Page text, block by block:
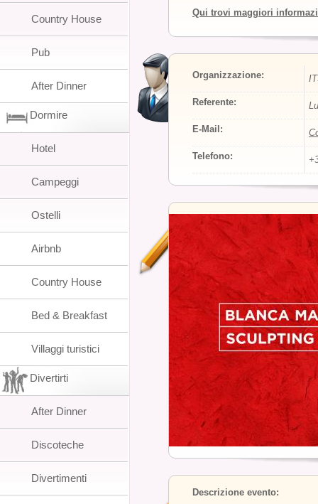
Qui trovi maggiori
Organizzazione:
Referente:
E-Mail:
Telefono:
Descrizione evento:
Country House
Pub
After Dinner
Dormire
Hotel
Campeggi
Ostelli
Airbnb
Country House
Bed & Breakfast
Villaggi turistici
Divertirti
After Dinner
Discoteche
Divertimenti